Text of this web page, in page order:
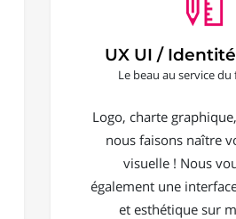
UX UI /
Le beau au service
Logo, charte
nous faisons naître
visuelle ! Nous
également une
et esthétique sur